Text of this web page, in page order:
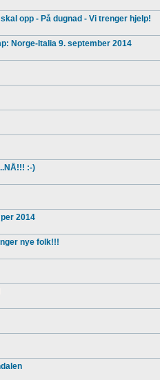
opp - På dugnad - Vi trenger hjelp!
Norge-Italia 9. september 2014
:-)
2014
nye folk!!!